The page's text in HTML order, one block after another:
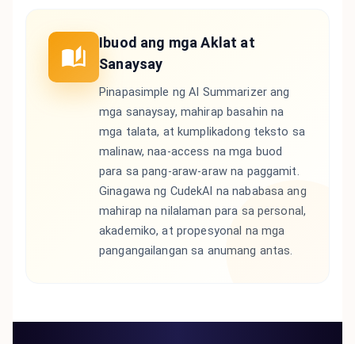
Ibuod ang mga Aklat at
Sanaysay
Pinapasimple ng AI Summarizer ang
mga sanaysay, mahirap basahin na
mga talata, at kumplikadong teksto sa
malinaw, naa-access na mga buod
para sa pang-araw-araw na paggamit.
Ginagawa ng CudekAI na nababasa ang
mahirap na nilalaman para sa personal,
akademiko, at propesyonal na mga
pangangailangan sa anumang antas.